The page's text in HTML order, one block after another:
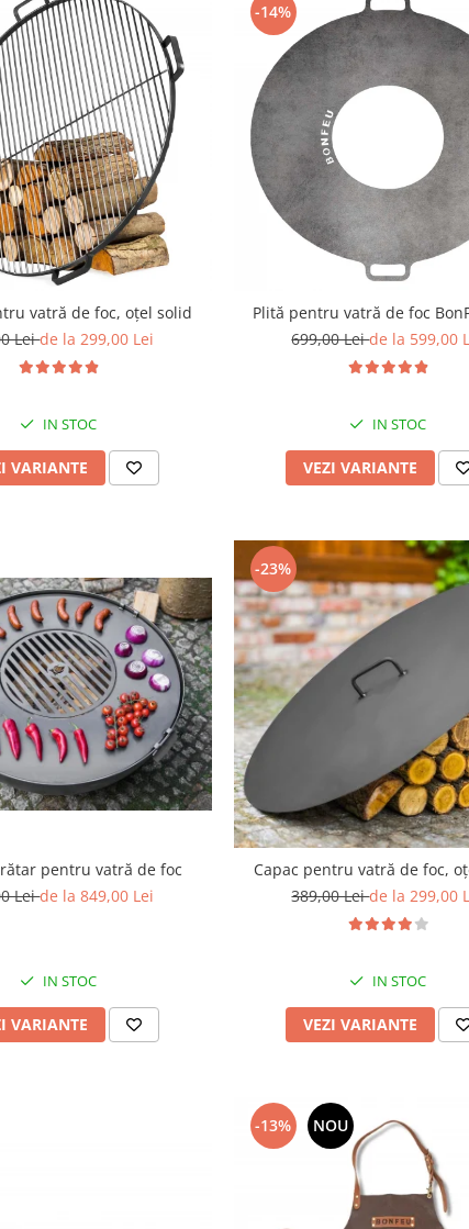
vatră de foc, oțel solid
Leide la 299,00 Lei
IN STOC
VARIANTE
-14%
Plită pentru vatră de foc
699,00 Leide la 599,00
IN STOC
VEZI VARIANTE
pentru vatră de foc
Leide la 849,00 Lei
IN STOC
VARIANTE
-23%
Capac pentru vatră de foc,
389,00 Leide la 299,00
IN STOC
VEZI VARIANTE
-13% NOU